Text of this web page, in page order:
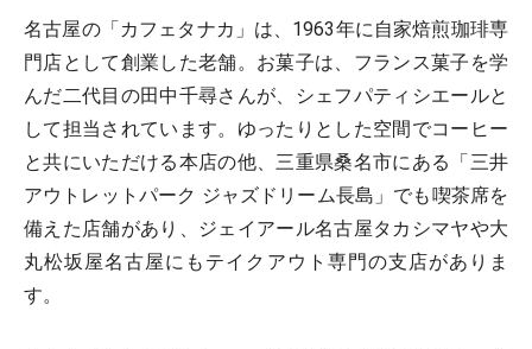
名古屋の「カフェタナカ」は、1963年に自家焙煎珈琲専
門店として創業した老舗。お菓子は、フランス菓子を学
んだ二代目の田中千尋さんが、シェフパティシエールと
して担当されています。ゆったりとした空間でコーヒー
と共にいただける本店の他、三重県桑名市にある「三井
アウトレットパーク ジャズドリーム長島」でも喫茶席を
備えた店舗があり、ジェイアール名古屋タカシマヤや大
丸松坂屋名古屋にもテイクアウト専門の支店がありま
す。